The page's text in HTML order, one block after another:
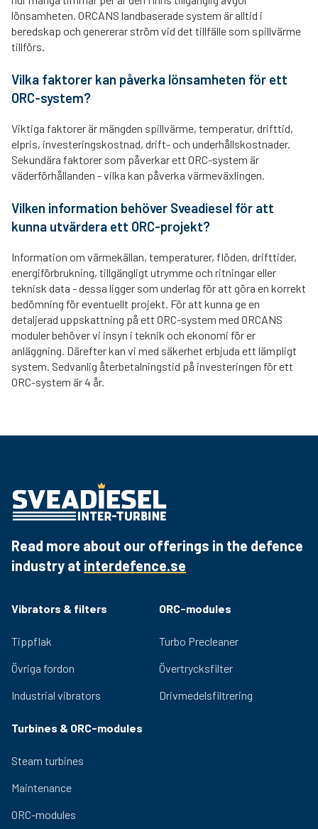
lönsamheten. ORCANS landbaserade system är alltid i
beredskap och genererar ström vid det tillfälle som spillvärme
tillförs.
Vilka faktorer kan påverka lönsamheten för ett
ORC-system?
Viktiga faktorer är mängden spillvärme, temperatur, drifttid,
elpris, investeringskostnad, drift- och underhållskostnader.
Sekundära faktorer som påverkar ett ORC-system är
väderförhållanden - vilka kan påverka värmeväxlingen.
Vilken information behöver Sveadiesel för att
kunna utvärdera ett ORC-projekt?
Information om värmekällan, temperaturer, flöden, drifttider,
energiförbrukning, tillgängligt utrymme och ritningar eller
teknisk data - dessa ligger som underlag för att göra en korrekt
bedömning för eventuellt projekt. För att kunna ge en
detaljerad uppskattning på ett ORC-system med ORCANS
moduler behöver vi insyn i teknik och ekonomi för er
anläggning. Därefter kan vi med säkerhet erbjuda ett lämpligt
system. Sedvanlig återbetalningstid på investeringen för ett
ORC-system är 4 år.
Read more about our offerings in the defence
industry at interdefence.se
Vibrators & filters
Tippflak
Övriga fordon
Industrial vibrators
ORC-modules
Turbo Precleaner
Övertrycksfilter
Drivmedelsfiltrering
Turbines & ORC-modules
Steam turbines
Maintenance
ORC-modules